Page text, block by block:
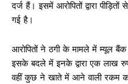
दर्ज हैं। इसमें आरोपितों द्वारा
गई है।
आरोपितों ने ठगी के मामले में म्यूल
इसके बदले में इनके द्वारा एक लाख
वहीं कुछ ने खाते में आने वाली रकम